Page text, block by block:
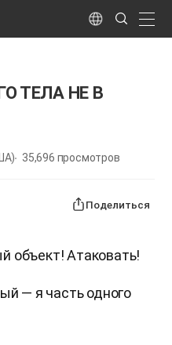
Language
Search
Submit
ТЕЛА НЕ В
35,696 просмотров
Поделиться
объект! Атаковать!
— я часть одного